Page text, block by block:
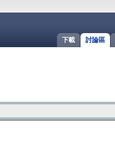
討論區
下載